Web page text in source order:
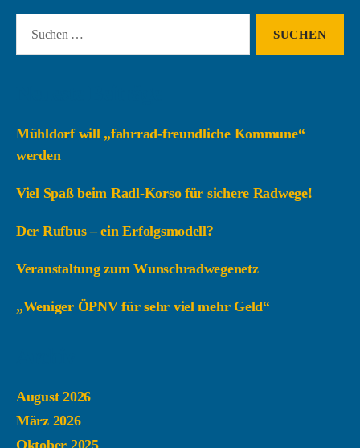
nach:
Mühldorf will „fahrrad-freundliche Kommune“
werden
Viel Spaß beim Radl-Korso für sichere Radwege!
Der Rufbus – ein Erfolgsmodell?
Veranstaltung zum Wunschradwegenetz
„Weniger ÖPNV für sehr viel mehr Geld“
August 2026
März 2026